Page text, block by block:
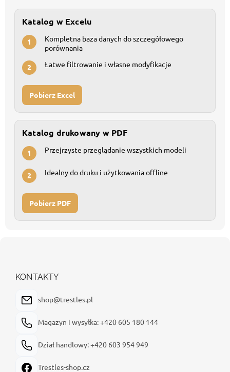
Katalog w Excelu
1
Kompletna baza danych do szczegółowego
porównania
2 Łatwe filtrowanie i własne modyfikacje
Pobierz Excel
Katalog drukowany w PDF
1 Przejrzyste przeglądanie wszystkich modeli
2 Idealny do druku i użytkowania offline
Pobierz PDF
KONTAKTY
shop@trestles.pl
Magazyn i wysyłka: +420 605 180 144
Dział handlowy: +420 603 954 949
Trestles-shop.cz